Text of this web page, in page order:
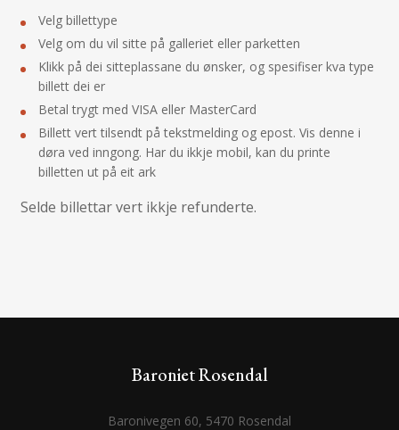
Velg billettype
Velg om du vil sitte på galleriet eller parketten
Klikk på dei sitteplassane du ønsker, og spesifiser kva type
billett dei er
Betal trygt med VISA eller MasterCard
Billett vert tilsendt på tekstmelding og epost. Vis denne i
døra ved inngong. Har du ikkje mobil, kan du printe
billetten ut på eit ark
Selde billettar vert ikkje refunderte.
Baroniet Rosendal
Baronivegen 60, 5470 Rosendal